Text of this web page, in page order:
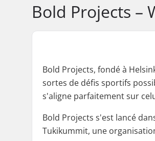
Bold Projects –
Bold Projects, fondé à
sortes de défis sportifs
s'aligne parfaitement sur
Bold Projects s'est lancé
Tukikummit, une